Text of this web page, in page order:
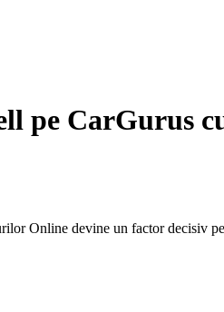
pe CarGurus
Online devine un factor decisiv